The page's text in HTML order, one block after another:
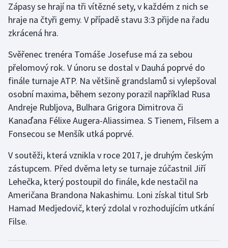
Motorsport
Olympijské hry
Parasport
Plavání
Plážový volejbal
Ragby
Rychlobruslení
Rychlostní kanoistika
Short track
Zápasy se hrají na tři vítězné sety, v každém z nich se
hraje na čtyři gemy. V případě stavu 3:3 přijde na řadu
zkrácená hra.
Svěřenec trenéra Tomáše Josefuse má za sebou
přelomový rok. V únoru se dostal v Dauhá poprvé do
finále turnaje ATP. Na většině grandslamů si vylepšoval
osobní maxima, během sezony porazil například Rusa
Andreje Rubljova, Bulhara Grigora Dimitrova či
Kanaďana Félixe Augera-Aliassimea. S Tienem, Filsem a
Fonsecou se Menšík utká poprvé.
V soutěži, která vznikla v roce 2017, je druhým českým
zástupcem. Před dvěma lety se turnaje zúčastnil Jiří
Lehečka, který postoupil do finále, kde nestačil na
Američana Brandona Nakashimu. Loni získal titul Srb
Hamad Medjedovič, který zdolal v rozhodujícím utkání
Filse.